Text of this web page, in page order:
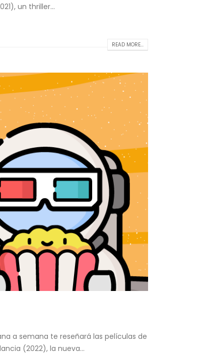
un thriller...
READ MORE...
a semana te reseñará las películas de
(2022), la nueva...